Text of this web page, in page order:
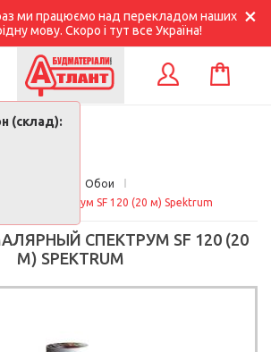
ми працюємо над перекладом наших
мову. Скоро і тут все Україна!
(склад):
КОРЗИНА
Обои
Спектрум SF 120 (20 м) Spektrum
СПЕКТРУМ SF 120 (20
М) SPEKTRUM